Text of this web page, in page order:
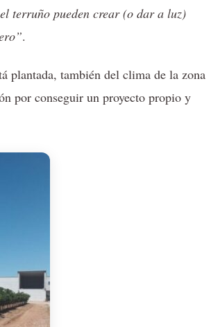
terruño pueden crear (o dar a luz)
.
plantada, también del clima de la zona
por conseguir un proyecto propio y